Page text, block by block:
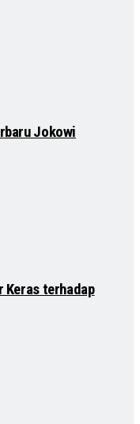
Jokowi
Keras terhadap